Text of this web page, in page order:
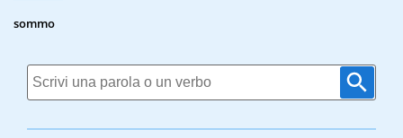
sommo